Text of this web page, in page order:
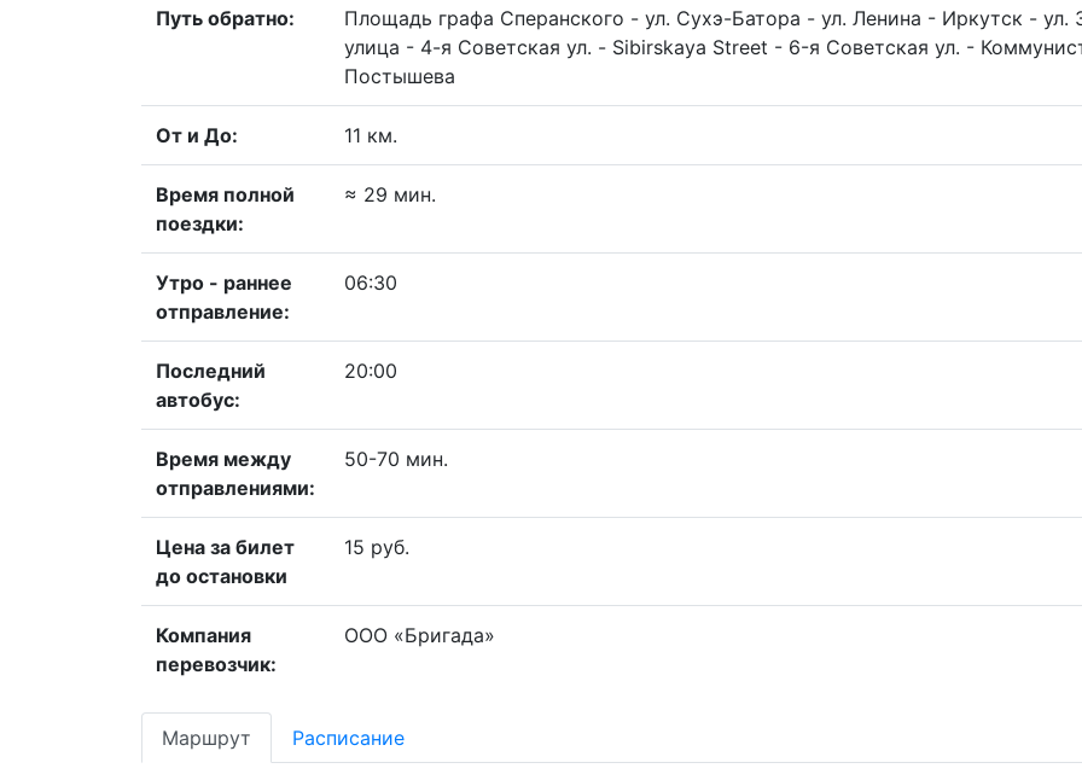
Путь обратно:
Площадь графа Сперанского - ул. Сухэ-Батора - ул. Ленина - Иркутск -
улица - 4-я Советская ул. - Sibirskaya Street - 6-я Советская ул. -
Постышева
От и До: 11 км.
Время полной
поездки:
≈ 29 мин.
Утро - раннее
отправление:
06:30
Последний
автобус:
20:00
Время между
отправлениями:
50-70 мин.
Цена за билет
до остановки
15 руб.
Компания
перевозчик:
ООО «Бригада»
Маршрут Расписание